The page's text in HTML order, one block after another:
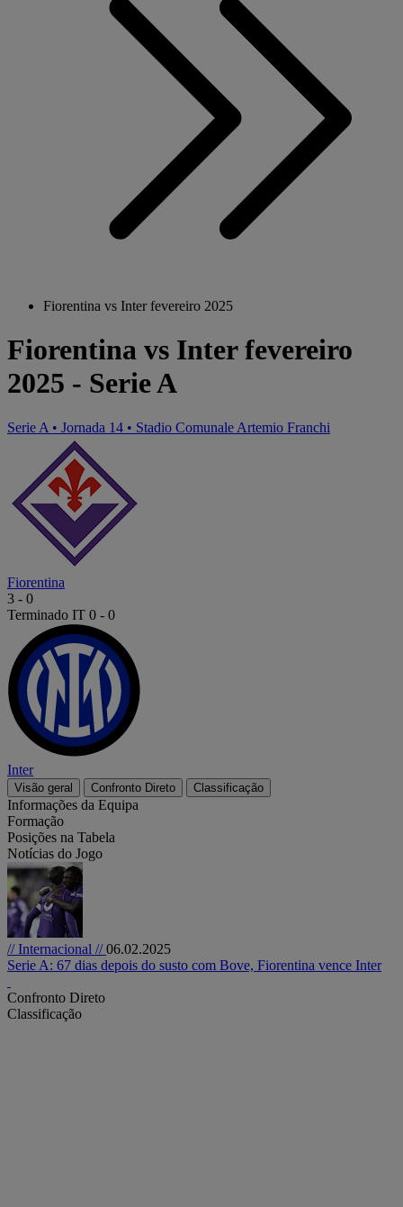
Fiorentina vs Inter fevereiro 2025
Fiorentina vs Inter fevereiro
2025 - Serie A
Serie A • Jornada 14 • Stadio Comunale Artemio Franchi
Fiorentina
3 - 0
Terminado IT 0 - 0
Inter
Visão geral Confronto Direto Classificação
Informações da Equipa
Formação
Posições na Tabela
Notícias do Jogo
// Internacional //06.02.2025
Serie A: 67 dias depois do susto com Bove, Fiorentina vence Inter
Confronto Direto
Classificação